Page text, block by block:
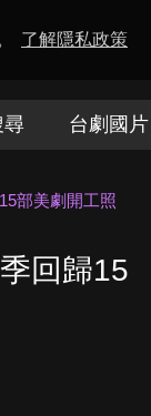
了解隱私政策
尋 台劇國片
部美劇開工照
回歸15